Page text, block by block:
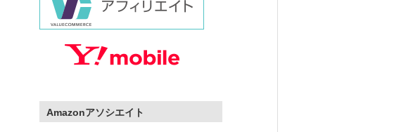
Amazonアソシエイト